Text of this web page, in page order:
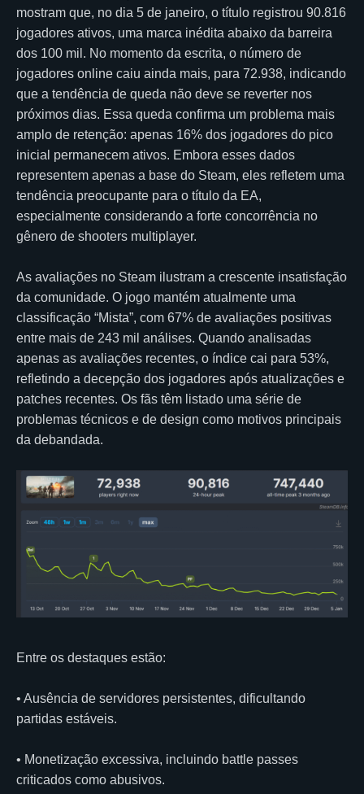
mostram que, no dia 5 de janeiro, o título registrou 90.816
jogadores ativos, uma marca inédita abaixo da barreira
dos 100 mil. No momento da escrita, o número de
jogadores online caiu ainda mais, para 72.938, indicando
que a tendência de queda não deve se reverter nos
próximos dias. Essa queda confirma um problema mais
amplo de retenção: apenas 16% dos jogadores do pico
inicial permanecem ativos. Embora esses dados
representem apenas a base do Steam, eles refletem uma
tendência preocupante para o título da EA,
especialmente considerando a forte concorrência no
gênero de shooters multiplayer.
As avaliações no Steam ilustram a crescente insatisfação
da comunidade. O jogo mantém atualmente uma
classificação “Mista”, com 67% de avaliações positivas
entre mais de 243 mil análises. Quando analisadas
apenas as avaliações recentes, o índice cai para 53%,
refletindo a decepção dos jogadores após atualizações e
patches recentes. Os fãs têm listado uma série de
problemas técnicos e de design como motivos principais
da debandada.
Entre os destaques estão:
• Ausência de servidores persistentes, dificultando
partidas estáveis.
• Monetização excessiva, incluindo battle passes
criticados como abusivos.